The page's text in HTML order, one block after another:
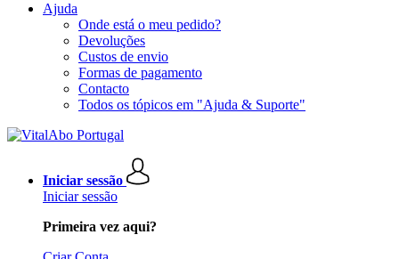
Ajuda
Onde está o meu pedido?
Devoluções
Custos de envio
Formas de pagamento
Contacto
Todos os tópicos em "Ajuda & Suporte"
Iniciar sessão
Iniciar sessão
Primeira vez aqui?